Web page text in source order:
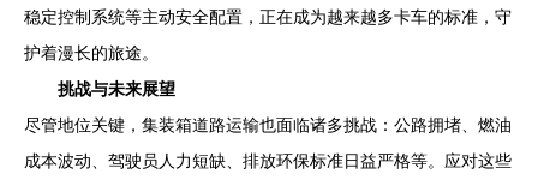
稳定控制系统等主动安全配置，正在成为越来越多卡车的标准，守
护着漫长的旅途。
挑战与未来展望
尽管地位关键，集装箱道路运输也面临诸多挑战：公路拥堵、燃油
成本波动、驾驶员人力短缺、排放环保标准日益严格等。应对这些